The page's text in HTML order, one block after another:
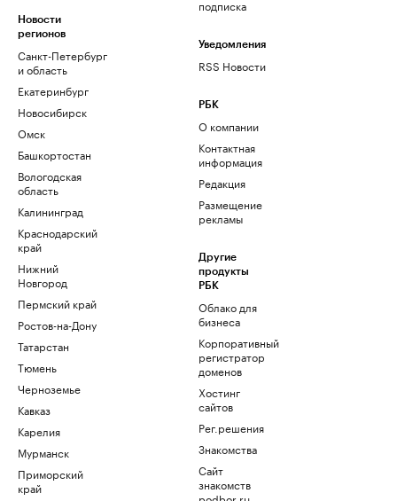
Новости
регионов
Санкт-Петербург
и область
Екатеринбург
Новосибирск
Омск
Башкортостан
Вологодская
область
Калининград
Краснодарский
край
Нижний
Новгород
Пермский край
Ростов-на-Дону
Татарстан
Тюмень
Черноземье
Кавказ
Карелия
Мурманск
Приморский
край
подписка
Уведомления
RSS Новости
РБК
О компании
Контактная
информация
Редакция
Размещение
рекламы
Другие
продукты
РБК
Облако для
бизнеса
Корпоративный
регистратор
доменов
Хостинг
сайтов
Рег.решения
Знакомства
Сайт
знакомств